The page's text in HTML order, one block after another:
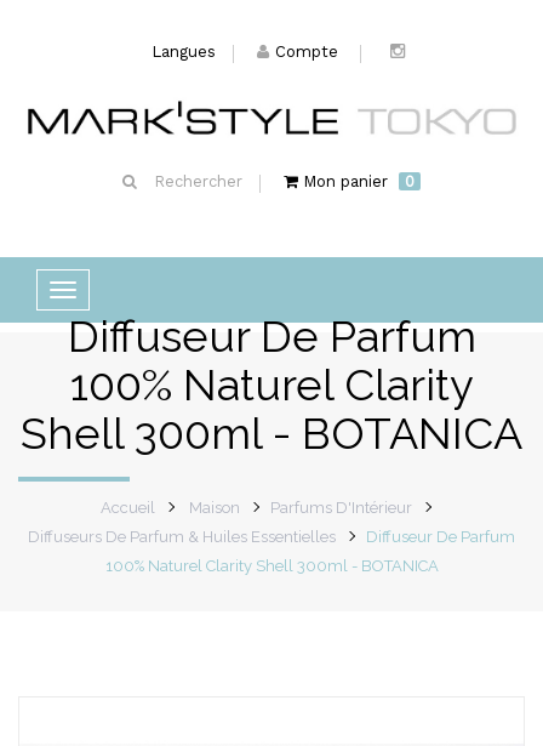
Langues Compte
Rechercher Mon panier 0
Basculer
la
navigation
Diffuseur De Parfum
100% Naturel Clarity
Shell 300ml - BOTANICA
Accueil Maison
Parfums D'Intérieur
Diffuseurs De Parfum & Huiles Essentielles
Diffuseur De Parfum
100% Naturel Clarity Shell 300ml - BOTANICA